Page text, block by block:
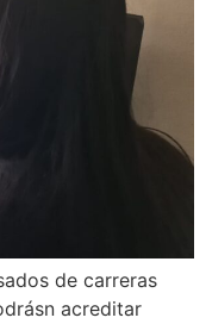
de carreras
acreditar